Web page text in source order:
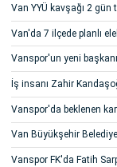
Van YYÜ kavşağı 2 gün
Van'da 7 ilçede planlı
Vanspor'un yeni
İş insanı Zahir
Vanspor'da beklenen
Van Büyükşehir
Vanspor FK'da Fatih